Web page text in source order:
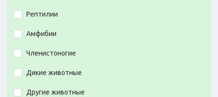
Рептилии
Амфибии
Членистоногие
Дикие животные
Другие животные